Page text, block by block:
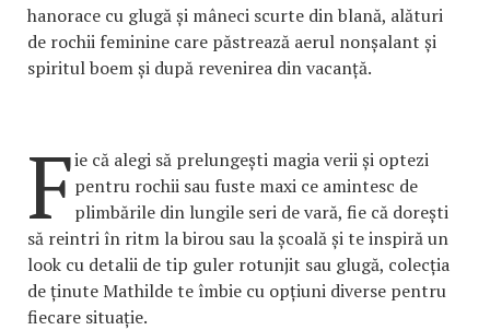
hanorace cu glugă și mâneci scurte din blană, alături
de rochii feminine care păstrează aerul nonșalant și
spiritul boem și după revenirea din vacanță.
Fie că alegi să prelungești magia verii și optezi
pentru rochii sau fuste maxi ce amintesc de
plimbările din lungile seri de vară, fie că dorești
să reintri în ritm la birou sau la școală și te inspiră un
look cu detalii de tip guler rotunjit sau glugă, colecția
de ținute Mathilde te îmbie cu opțiuni diverse pentru
fiecare situație.